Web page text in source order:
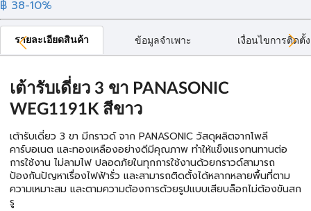
฿ 38-10%
รายละเอียดสินค้า ข้อมูลจำเพาะ เงื่อนไขการติดตั้ง
เต้ารับเดี่ยว 3 ขา PANASONIC
WEG1191K สีขาว
เต้ารับเดี่ยว 3 ขา มีกราวด์ จาก PANASONIC วัสดุผลิตจากโพลี
คาร์บอเนต และทองเหลืองอย่างดีมีคุณภาพ ทำให้แข็งแรงทนทานต่อ
การใช้งาน ไม่ลามไฟ ปลอดภัยในทุกการใช้งานด้วยกราวด์สามารถ
ป้องกันปัญหาเรื่องไฟฟ้ารั่ว และสามารถติดตั้งได้หลากหลายพื้นที่ตาม
ความเหมาะสม และตามความต้องการด้วยรูปแบบเสียบล็อกไม่ต้องขันสก
รู